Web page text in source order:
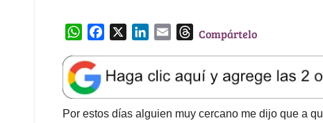
W
a
t
s
A
e
b
o
k
e
d
l
T
e
a
d
Compártelo
Por estos días alguien muy cercano me dijo que a